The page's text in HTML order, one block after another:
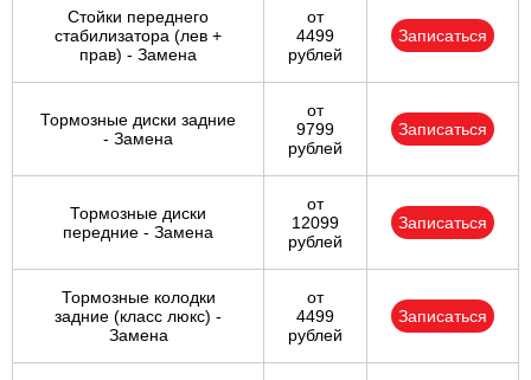
Стойки переднего
стабилизатора (лев +
прав) - Замена
от
4499
рублей
Записаться
Тормозные диски задние
- Замена
от
9799
рублей
Записаться
Тормозные диски
передние - Замена
от
12099
рублей
Записаться
Тормозные колодки
задние (класс люкс) -
Замена
от
4499
рублей
Записаться